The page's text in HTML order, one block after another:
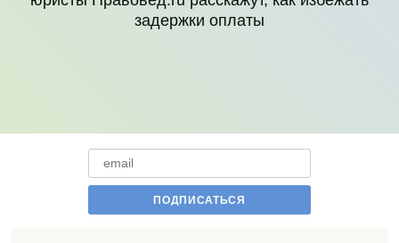
задержки оплаты